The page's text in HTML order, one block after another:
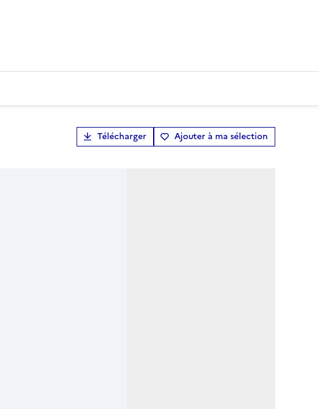
Télécharger Ajouter à ma sélection